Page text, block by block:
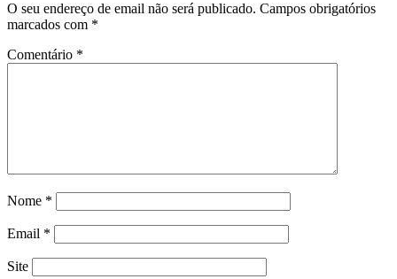
O seu endereço de email não será publicado. Campos obrigatórios
marcados com *
Comentário *
Nome *
Email *
Site